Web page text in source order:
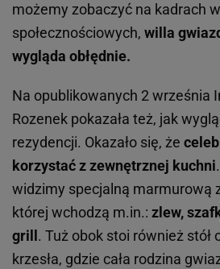
możemy zobaczyć na kadrach
społecznościowych, willa
wygląda obłędnie.
Na opublikowanych 2 września
Rozenek pokazała też, jak
rezydencji. Okazało się, że
korzystać z zewnętrznej kuchni
widzimy specjalną marmurową
której wchodzą m.in.: zlew,
grill . Tuż obok stoi również stół
krzesła, gdzie cała rodzina